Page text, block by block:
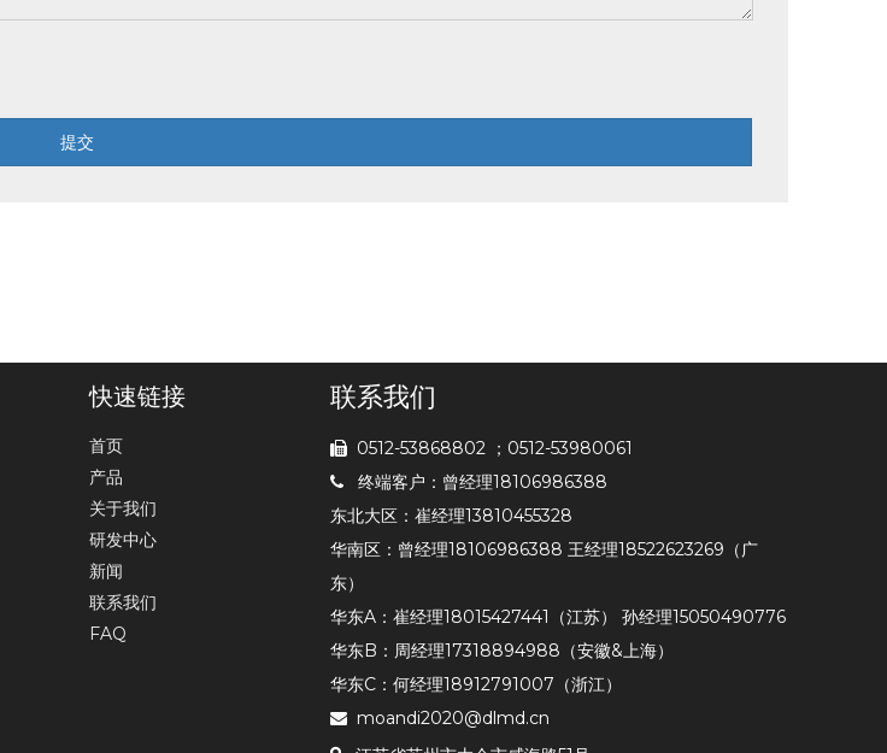
提交
快速链接
首页
产品
关于我们
研发中心
新闻
联系我们
FAQ
联系我们
 0512-53868802 ；0512-53980061

终端客户：曾经理18106986388
东北大区：崔经理13810455328
华南区：曾经理18106986388 王经理18522623269（广
东）
华东A：崔经理18015427441（江苏） 孙经理15050490776
华东B：周经理17318894988（安徽&上海）
华东C：何经理18912791007（浙江）
 moandi2020@dlmd.cn